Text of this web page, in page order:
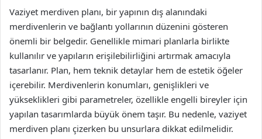
Vaziyet merdiven planı, bir yapının dış alanındaki
merdivenlerin ve bağlantı yollarının düzenini gösteren
önemli bir belgedir. Genellikle mimari planlarla birlikte
kullanılır ve yapıların erişilebilirliğini artırmak amacıyla
tasarlanır. Plan, hem teknik detaylar hem de estetik öğeler
içerebilir. Merdivenlerin konumları, genişlikleri ve
yükseklikleri gibi parametreler, özellikle engelli bireyler için
yapılan tasarımlarda büyük önem taşır. Bu nedenle, vaziyet
merdiven planı çizerken bu unsurlara dikkat edilmelidir.